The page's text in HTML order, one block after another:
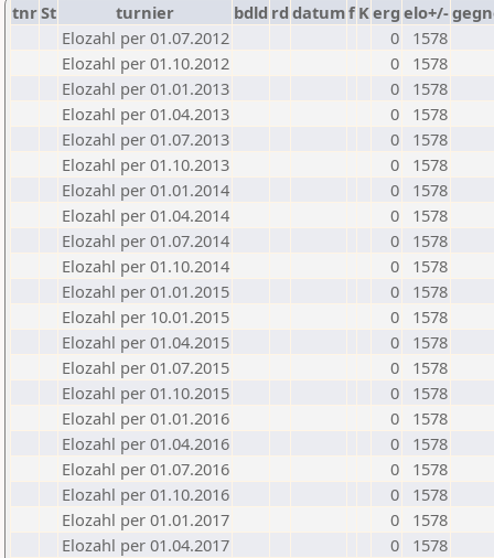
tnrSt turnier bdld rd datumf Kerg elo+/-
Elozahl per 01.07.2012
0
1578
Elozahl per 01.10.2012
0
1578
Elozahl per 01.01.2013
0
1578
Elozahl per 01.04.2013
0
1578
Elozahl per 01.07.2013
0
1578
Elozahl per 01.10.2013
0
1578
Elozahl per 01.01.2014
0
1578
Elozahl per 01.04.2014
0
1578
Elozahl per 01.07.2014
0
1578
Elozahl per 01.10.2014
0
1578
Elozahl per 01.01.2015
0
1578
Elozahl per 10.01.2015
0
1578
Elozahl per 01.04.2015
0
1578
Elozahl per 01.07.2015
0
1578
Elozahl per 01.10.2015
0
1578
Elozahl per 01.01.2016
0
1578
Elozahl per 01.04.2016
0
1578
Elozahl per 01.07.2016
0
1578
Elozahl per 01.10.2016
0
1578
Elozahl per 01.01.2017
0
1578
Elozahl per 01.04.2017
0
1578